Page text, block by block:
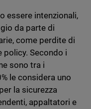
essere intenzionali,
da parte di
come perdite di
policy. Secondo i
sono tra i
le considera uno
la sicurezza
appaltatori e